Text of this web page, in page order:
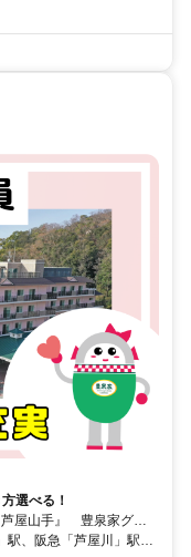
選べる！
屋山手』 豊泉家グル
駅、阪急「芦屋川」駅よ